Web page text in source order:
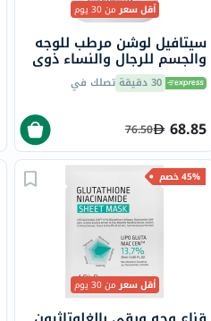
أقل سعرمن 30 يوم
سيتافيل لوشن مرطب للوجه
والجسم للرجال والنساء ذوي
البشرة الجافة والعادية
30 دقيقة تصلك في
68.85
76.50
45% خصم
أقل سعرمن 30 يوم